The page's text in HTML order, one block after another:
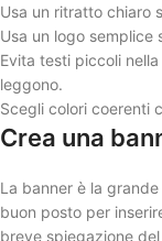
Usa un ritratto chiaro
Usa un logo semplice
Evita testi piccoli
leggono.
Scegli colori coerenti
Crea una
La banner è la
buon posto per
breve spiegazione